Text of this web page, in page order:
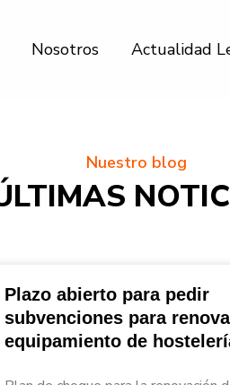
Nosotros Actualidad
Nuestro blog
Plazo abierto para pedir
subvenciones para
equipamiento de